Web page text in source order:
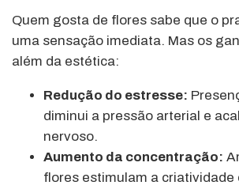
Quem gosta de flores sabe que o
uma sensação imediata. Mas os
além da estética:
Redução do estresse:
diminui a pressão arterial e
nervoso.
Aumento da concentração:
flores estimulam a criatividade